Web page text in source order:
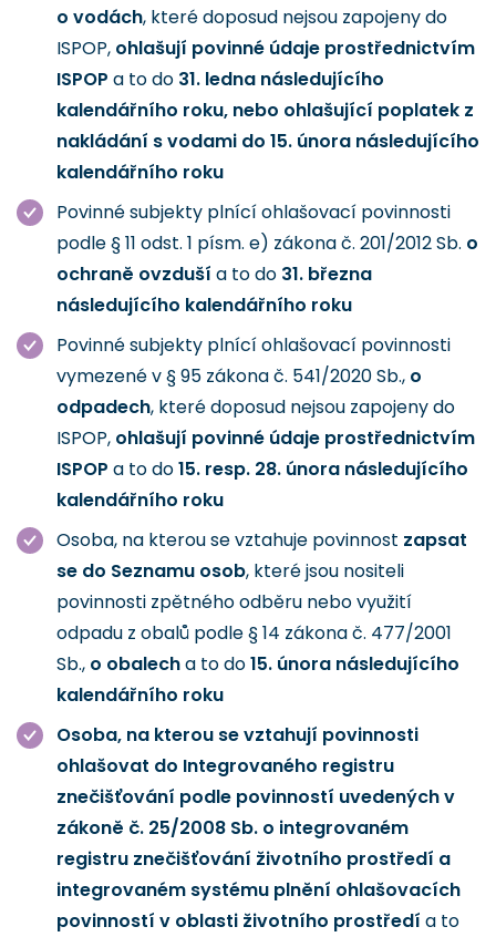
o vodách, které doposud nejsou zapojeny do
ISPOP, ohlašují povinné údaje prostřednictvím
ISPOP a to do 31. ledna následujícího
kalendářního roku, nebo ohlašující poplatek z
nakládání s vodami do 15. února následujícího
kalendářního roku
Povinné subjekty plnící ohlašovací povinnosti
podle § 11 odst. 1 písm. e) zákona č. 201/2012 Sb. o
ochraně ovzduší a to do 31. března
následujícího kalendářního roku
Povinné subjekty plnící ohlašovací povinnosti
vymezené v § 95 zákona č. 541/2020 Sb., o
odpadech, které doposud nejsou zapojeny do
ISPOP, ohlašují povinné údaje prostřednictvím
ISPOP a to do15. resp. 28. února následujícího
kalendářního roku
Osoba, na kterou se vztahuje povinnost zapsat
se do Seznamu osob, které jsou nositeli
povinnosti zpětného odběru nebo využití
odpadu z obalů podle § 14 zákona č. 477/2001
Sb., o obalecha to do15. února následujícího
kalendářního roku
Osoba, na kterou se vztahují povinnosti
ohlašovat do Integrovaného registru
znečišťování podle povinností uvedených v
zákoně č. 25/2008 Sb. o integrovaném
registru znečišťování životního prostředí a
integrovaném systému plnění ohlašovacích
povinností v oblasti životního prostředí a to